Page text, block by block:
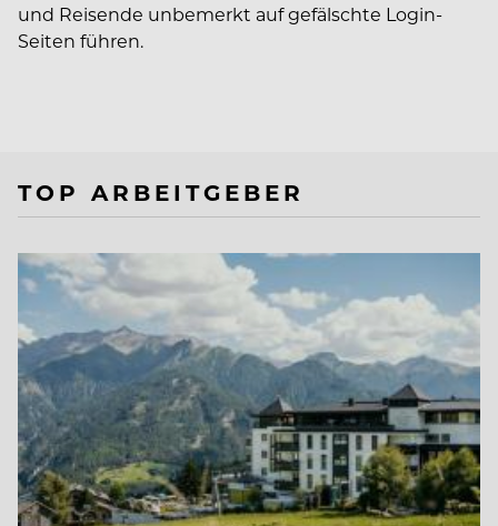
und Reisende unbemerkt auf gefälschte Login-
Seiten führen.
TOP ARBEITGEBER